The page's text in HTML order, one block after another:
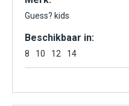
Guess? kids
Beschikbaar in:
8 10 12 14